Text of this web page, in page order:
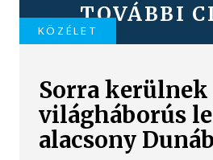
TOVÁBBI
KÖZÉLET
Sorra kerülnek
világháborús
alacsony